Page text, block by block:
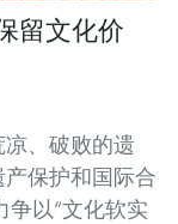
留文化价
、破败的遗
保护和国际合
以“文化软实